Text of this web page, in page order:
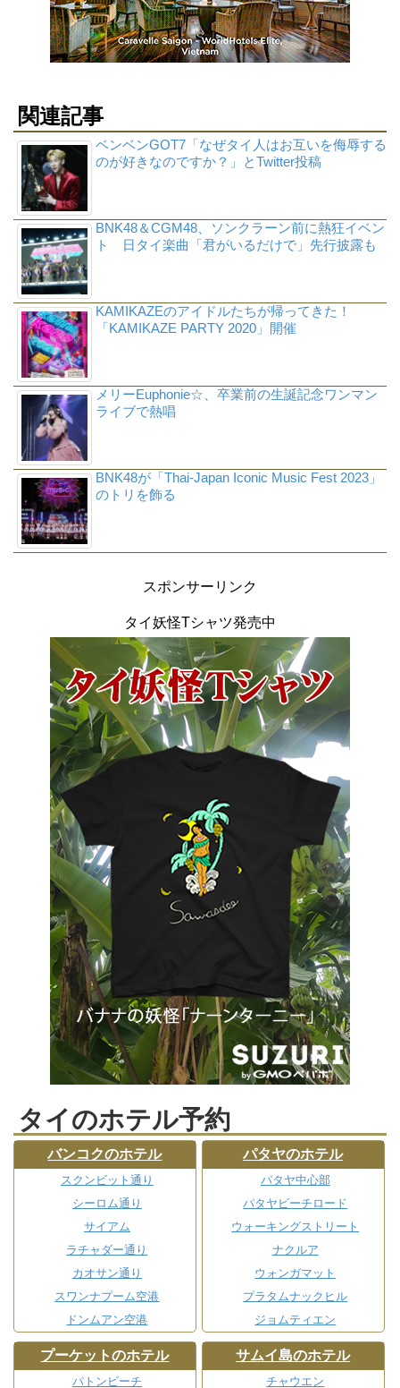
関連記事
ベンベンGOT7「なぜタイ人はお互いを侮辱する
のが好きなのですか？」とTwitter投稿
BNK48＆CGM48、ソンクラーン前に熱狂イベン
ト 日タイ楽曲「君がいるだけで」先行披露も
KAMIKAZEのアイドルたちが帰ってきた！
「KAMIKAZE PARTY 2020」開催
メリーEuphonie☆、卒業前の生誕記念ワンマン
ライブで熱唱
BNK48が「Thai-Japan Iconic Music Fest 2023」
のトリを飾る
スポンサーリンク
タイ妖怪Tシャツ発売中
タイのホテル予約
バンコクのホテル
スクンビット通り
シーロム通り
サイアム
ラチャダー通り
カオサン通り
スワンナプーム空港
ドンムアン空港
パタヤのホテル
パタヤ中心部
パタヤビーチロード
ウォーキングストリート
ナクルア
ウォンガマット
プラタムナックヒル
ジョムティエン
プーケットのホテル
パトンビーチ
サムイ島のホテル
チャウエン